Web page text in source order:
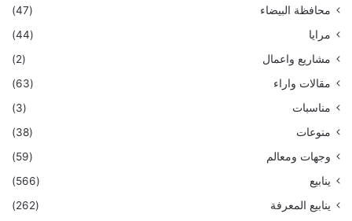
محافظة البيضاء
(47)
مرايا
(44)
مشاريع واعمال
(2)
مقالات واراء
(63)
مناسبات
(3)
منوعات
(38)
وجهات ومعالم
(59)
ينابيع
(566)
ينابيع المعرفة
(262)